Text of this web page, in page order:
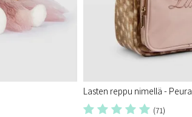
Lasten reppu nimellä - Peura
(71)